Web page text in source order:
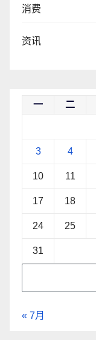
消费
资讯
一 二
3 4
10 11
17 18
24 25
31
« 7月